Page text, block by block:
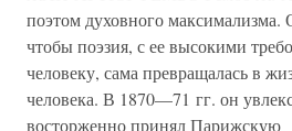
поэтом духовного максимализма.
чтобы поэзия, с ее высокими
человеку, сама превращалась в
человека. В 1870—71 гг. он
восторженно принял Парижскую